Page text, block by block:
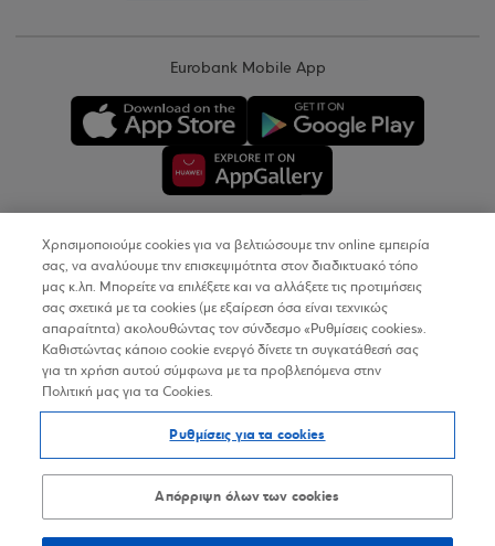
Eurobank Mobile App
Copyright © 2026
Όροι Χρήσης
Προσωπικά Δεδομένα στον Διαδικτυακό Τόπο
Δήλωση Προσβασιμότητας
Sitemap
Χρησιμοποιούμε cookies για να βελτιώσουμε την online εμπειρία
σας, να αναλύουμε την επισκεψιμότητα στον διαδικτυακό τόπο
μας κ.λπ. Μπορείτε να επιλέξετε και να αλλάξετε τις προτιμήσεις
σας σχετικά με τα cookies (με εξαίρεση όσα είναι τεχνικώς
απαραίτητα) ακολουθώντας τον σύνδεσμο «Ρυθμίσεις cookies».
Καθιστώντας κάποιο cookie ενεργό δίνετε τη συγκατάθεσή σας
για τη χρήση αυτού σύμφωνα με τα προβλεπόμενα στην
Πολιτική μας για τα Cookies.
Ρυθμίσεις για τα cookies
Απόρριψη όλων των cookies